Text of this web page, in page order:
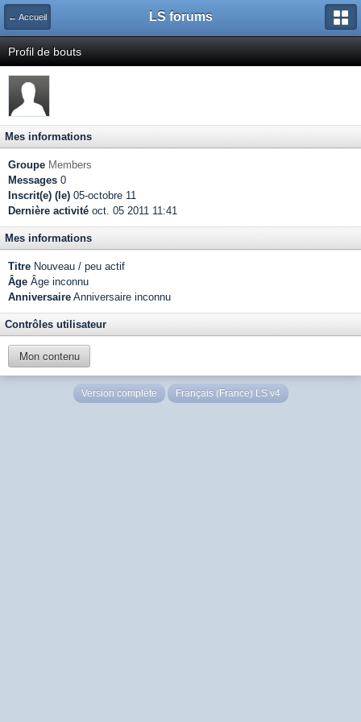
← Accueil LS forums
Profil de bouts
Mes informations
Groupe Members
Messages 0
Inscrit(e) (le) 05-octobre 11
Dernière activité oct. 05 2011 11:41
Mes informations
Titre Nouveau / peu actif
Âge Âge inconnu
Anniversaire Anniversaire inconnu
Contrôles utilisateur
Mon contenu
Version complète Français (France) LS v4